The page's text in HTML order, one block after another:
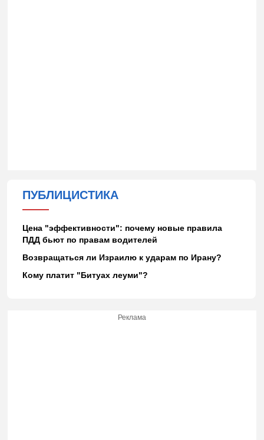
ПУБЛИЦИСТИКА
Цена "эффективности": почему новые правила
ПДД бьют по правам водителей
Возвращаться ли Израилю к ударам по Ирану?
Кому платит "Битуах леуми"?
Реклама